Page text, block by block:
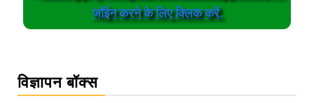
जॉईन करने के लिए क्लिक करें.
विज्ञापन बॉक्स